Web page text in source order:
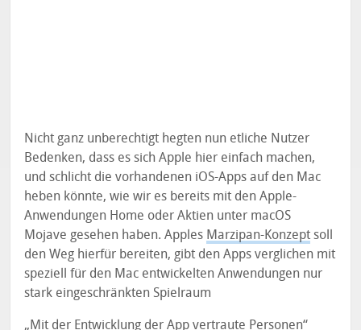
Nicht ganz unberechtigt hegten nun etliche Nutzer
Bedenken, dass es sich Apple hier einfach machen,
und schlicht die vorhandenen iOS-Apps auf den Mac
heben könnte, wie wir es bereits mit den Apple-
Anwendungen Home oder Aktien unter macOS
Mojave gesehen haben. Apples Marzipan-Konzept soll
den Weg hierfür bereiten, gibt den Apps verglichen mit
speziell für den Mac entwickelten Anwendungen nur
stark eingeschränkten Spielraum
„Mit der Entwicklung der App vertraute Personen“